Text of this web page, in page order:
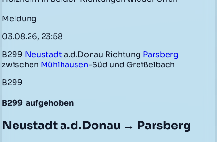
Meldung
03.08.26, 23:58
B299 Neustadta.d.Donau Richtung Parsberg
zwischen Mühlhausen-Süd und Greißelbach
B299
B299 aufgehoben
Neustadt a.d.Donau → Parsberg